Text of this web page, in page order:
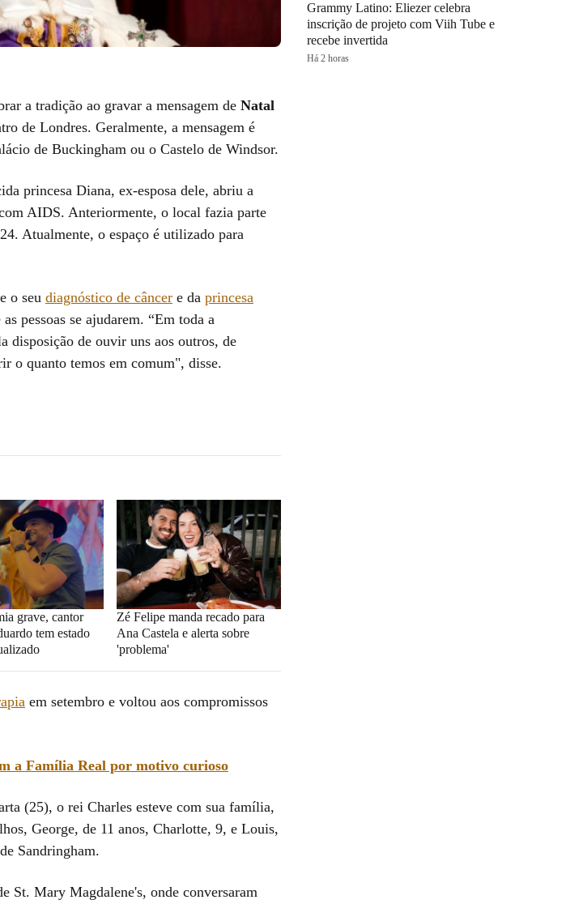
a tradição ao gravar a mensagem de Natal
de Londres. Geralmente, a mensagem é
de Buckingham ou o Castelo de Windsor.
princesa Diana, ex-esposa dele, abriu a
AIDS. Anteriormente, o local fazia parte
Atualmente, o espaço é utilizado para
o seu diagnóstico de câncer e da princesa
pessoas se ajudarem. “Em toda a
disposição de ouvir uns aos outros, de
o quanto temos em comum", disse.
grave, cantor
tem estado
Zé Felipe manda recado para
Ana Castela e alerta sobre
'problema'
em setembro e voltou aos compromissos
a Família Real por motivo curioso
(25), o rei Charles esteve com sua família,
George, de 11 anos, Charlotte, 9, e Louis,
Sandringham.
St. Mary Magdalene's, onde conversaram
Grammy Latino: Eliezer celebra
inscrição de projeto com Viih Tube e
recebe invertida
Há 2 horas